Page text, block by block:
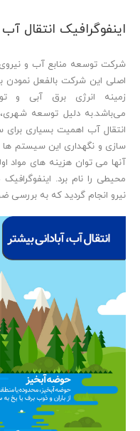
اینفوگرافیک انتقال آب
اصلی این شرکت بالفعل نمودن
زمینه انرژی برق آبی و
می‌باشد.به دلیل توسعه
انتقال آب اهمیت بسیاری
سازی و نگهداری این سیستم
آنها می توان هزینه های مواد
محیطی را نام برد.
نیرو انجام گردید که به بررسی